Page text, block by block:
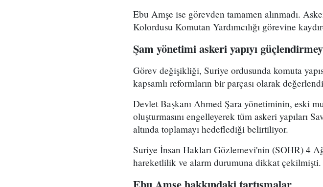
Ebu Amşe ise görevden tamamen alınmadı.
Kolordusu Komutan Yardımcılığı görevine
Şam yönetimi askeri yapıyı
Görev değişikliği, Suriye ordusunda komuta
kapsamlı reformların bir parçası olarak
Devlet Başkanı Ahmed Şara yönetiminin, eski
oluşturmasını engelleyerek tüm askeri yapıları
altında toplamayı hedeflediği belirtiliyor.
Suriye İnsan Hakları Gözlemevi'nin (SOHR) 4
hareketlilik ve alarm durumuna dikkat çekilmişti.